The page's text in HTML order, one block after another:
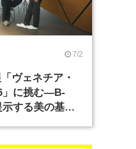
7/2
ヴェネチア・
」に挑む―B-
する美の基準